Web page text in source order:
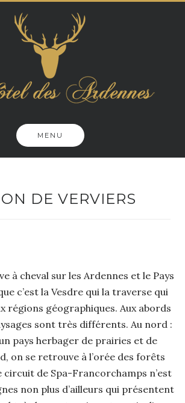
MENU
DE VERVIERS
à cheval sur les Ardennes et le Pays
c’est la Vesdre qui la traverse qui
régions géographiques. Aux abords
sont très différents. Au nord :
pays herbager de prairies et de
on se retrouve à l’orée des forêts
circuit de Spa-Francorchamps n’est
non plus d’ailleurs qui présentent